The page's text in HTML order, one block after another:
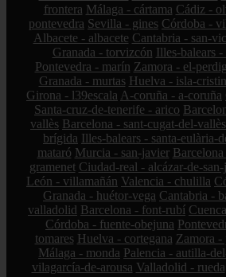
frontera Málaga - cártama Cádiz -
pontevedra Sevilla - gines Córdoba -
Albacete - albacete Cantabria - san-
Granada - torvizcón Illes-balears
Pontevedra - marín Zamora - el-
Granada - murtas Huelva - isla-
Girona - l39escala A-coruña - a-coruña
Santa-cruz-de-tenerife - arico
vallès Barcelona - sant-cugat-del-vallès
brígida Illes-balears - santa-eulària-
mataró Murcia - san-javier
gramenet Ciudad-real - alcázar-de-san-
León - villamañán Valencia - chulilla
Granada - huétor-vega Cantabria -
valladolid Barcelona - font-rubí
Córdoba - fuente-obejuna
tomares Huelva - cortegana Zamora -
Málaga - monda Palencia - autilla-
vilagarcía-de-arousa Valladolid - rueda